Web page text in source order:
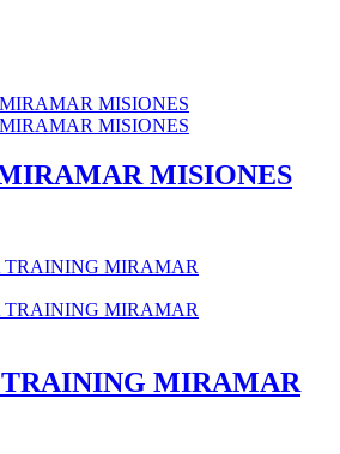
MISIONES
MIRAMAR